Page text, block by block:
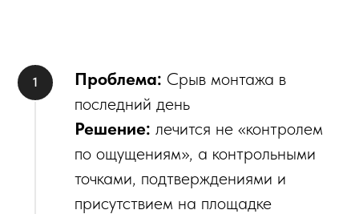
Проблема: Срыв монтажа в
последний день
Решение: лечится не «контролем
по ощущениям», а контрольными
точками, подтверждениями и
присутствием на площадке